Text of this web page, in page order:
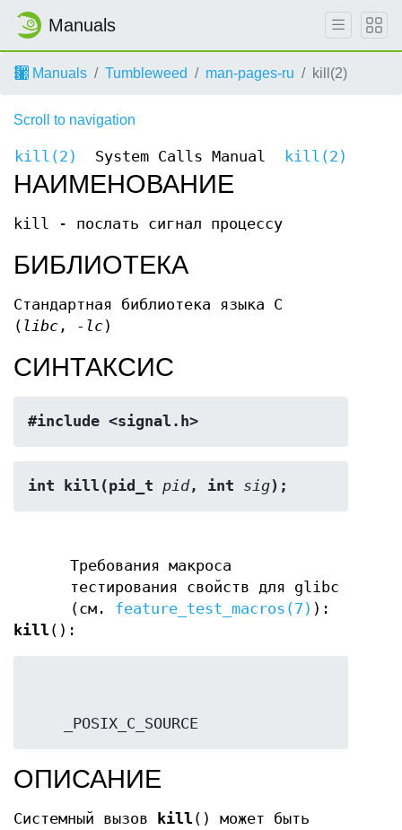
Manuals
Manuals Tumbleweed man-pages-ru kill(2)
Scroll to navigation
kill(2) System Calls Manual kill(2)
НАИМЕНОВАНИЕ
kill - послать сигнал процессу
БИБЛИОТЕКА
Стандартная библиотека языка C
( libc , -lc)
СИНТАКСИС
#include <signal.h>
int kill(pid_t pid, int sig);
Требования макроса
тестирования свойств для glibc
(см. feature_test_macros(7) ):
kill ():
    _POSIX_C_SOURCE
ОПИСАНИЕ
Системный вызов kill () может быть